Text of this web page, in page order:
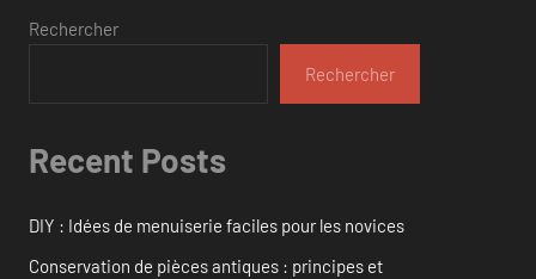
Rechercher
Rechercher
Recent Posts
DIY : Idées de menuiserie faciles pour les novices
Conservation de pièces antiques : principes et